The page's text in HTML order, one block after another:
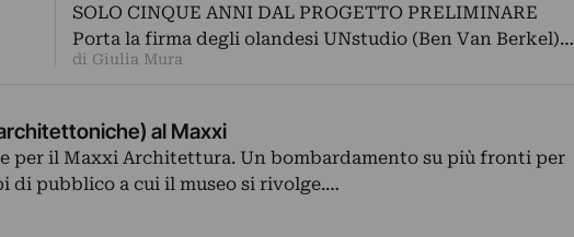
SOLO CINQUE ANNI DAL PROGETTO PRELIMINARE
Porta la firma degli olandesi UNstudio (Ben Van Berkel)…
di Giulia Mura
al Maxxi
per il Maxxi Architettura. Un bombardamento su più fronti per
pubblico a cui il museo si rivolge.…